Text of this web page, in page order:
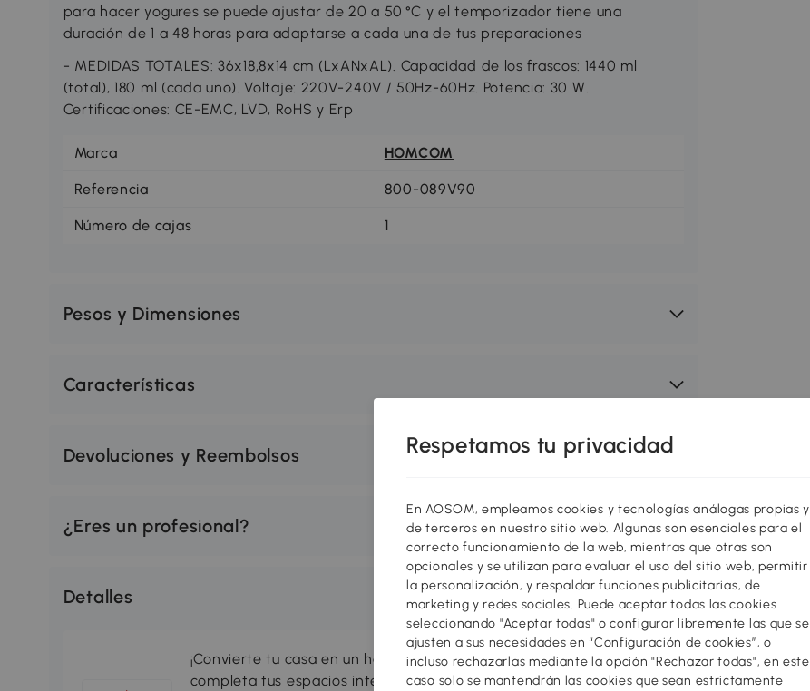
para hacer yogures se puede ajustar de 20 a 50 °C y el temporizador tiene una
duración de 1 a 48 horas para adaptarse a cada una de tus preparaciones
- MEDIDAS TOTALES: 36x18,8x14 cm (LxANxAL). Capacidad de los frascos: 1440 ml
(total), 180 ml (cada uno). Voltaje: 220V-240V / 50Hz-60Hz. Potencia: 30 W.
Certificaciones: CE-EMC, LVD, RoHS y Erp
Marca HOMCOM
Referencia 800-089V90
Número de cajas 1
Pesos y Dimensiones
Características
Devoluciones y Reembolsos
¿Eres un profesional?
Detalles
¡Convierte tu casa en un hogar acogedor y funcional! Redecora o
completa tus espacios interiores con muebles de diseño al mejor
Respetamos tu privacidad
En AOSOM, empleamos cookies y tecnologías análogas propias y
de terceros en nuestro sitio web. Algunas son esenciales para el
correcto funcionamiento de la web, mientras que otras son
opcionales y se utilizan para evaluar el uso del sitio web, permitir
la personalización, y respaldar funciones publicitarias, de
marketing y redes sociales. Puede aceptar todas las cookies
seleccionando "Aceptar todas" o configurar libremente las que se
ajusten a sus necesidades en “Configuración de cookies”, o
incluso rechazarlas mediante la opción "Rechazar todas", en este
caso solo se mantendrán las cookies que sean estrictamente